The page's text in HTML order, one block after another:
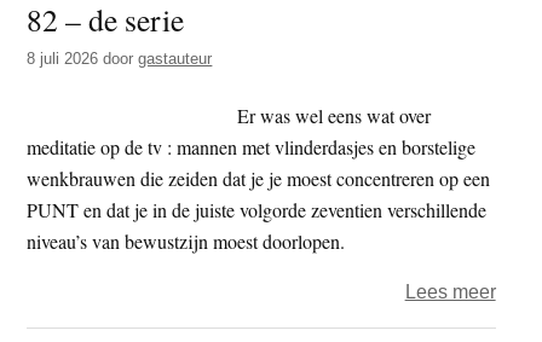
t
e
e
s
e
82 – de serie
8 juli 2026 doorgastauteur
Er was wel eens wat over
meditatie op de tv : mannen met vlinderdasjes en borstelige
wenkbrauwen die zeiden dat je je moest concentreren op een
PUNT en dat je in de juiste volgorde zeventien verschillende
niveau’s van bewustzijn moest doorlopen.
Lees meerover